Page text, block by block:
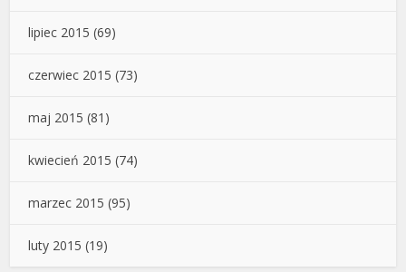
lipiec 2015 (69)
czerwiec 2015 (73)
maj 2015 (81)
kwiecień 2015 (74)
marzec 2015 (95)
luty 2015 (19)